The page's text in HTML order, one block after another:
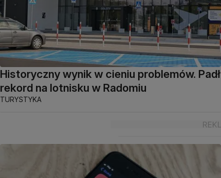
Historyczny wynik w cieniu problemów. Padł
rekord na lotnisku w Radomiu
TURYSTYKA